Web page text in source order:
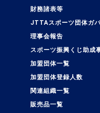
財務諸表等
JTTAスポーツ団体ガ
理事会報告
スポーツ振興くじ助成
加盟団体一覧
加盟団体登録人数
関連組織一覧
販売品一覧